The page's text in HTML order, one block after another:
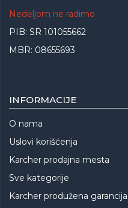
Nedeljom ne radimo
PIB: SR 101055662
MBR: 08655693
INFORMACIJE
O nama
Uslovi korišćenja
Karcher prodajna mesta
Sve kategorije
Karcher produžena garancija